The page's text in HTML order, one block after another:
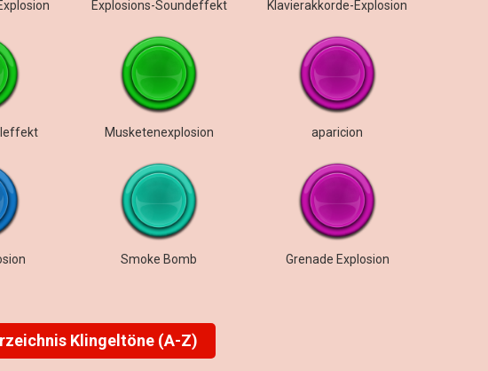
Explosions-Soundeffekt Klavierakkorde-Explosion
Musketenexplosion aparicion
Smoke Bomb Grenade Explosion
Klingeltöne (A-Z)